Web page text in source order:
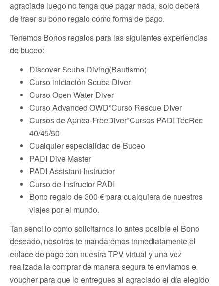
agraciada luego no tenga que pagar nada, solo deberá
de traer su bono regalo como forma de pago.
Tenemos Bonos regalos para las siguientes experiencias
de buceo:
Discover Scuba Diving(Bautismo)
Curso iniciación Scuba Diver
Curso Open Water Diver
Curso Advanced OWD*Curso Rescue DIver
Cursos de Apnea-FreeDiver*Cursos PADI TecRec
40/45/50
Cualquier especialidad de Buceo
PADI Dive Master
PADI Assistant Instructor
Curso de Instructor PADI
Bono regalo de 300 € para cualquiera de nuestros
viajes por el mundo.
Tan sencillo como solicitarnos lo antes posible el Bono
deseado, nosotros te mandaremos inmediatamente el
enlace de pago con nuestra TPV virtual y una vez
realizada la comprar de manera segura te enviamos el
voucher para que lo entregues al agraciado el día elegido